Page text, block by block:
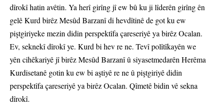
dîrokî hatin avêtin. Ya herî girîng jî ew bû ku ji lîderên girîng ên
gelê Kurd birêz Mesûd Barzanî di hevdîtinê de got ku ew
piştgiriyeke mezin didin perspektîfa çareseriyê ya birêz Ocalan.
Ev, seknekî dîrokî ye. Kurd bi hev re ne. Tevî polîtîkayên we
yên cihêkariyê jî birêz Mesûd Barzanî û siyasetmedarên Herêma
Kurdisetanê gotin ku ew bi aştiyê re ne û piştgiriyê didin
perspektîfa çareseriyê ya birêz Ocalan. Qîmetê bidin vê sekna
dîrokî.